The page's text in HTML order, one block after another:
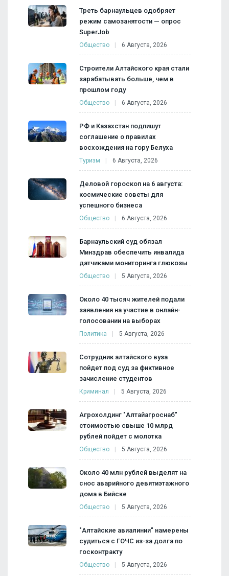
Треть барнаульцев одобряет
режим самозанятости — опрос
SuperJob
Общество 6 Августа, 2026
Строители Алтайского края стали
зарабатывать больше, чем в
прошлом году
Общество 6 Августа, 2026
РФ и Казахстан подпишут
соглашение о правилах
восхождения на гору Белуха
Туризм 6 Августа, 2026
Деловой гороскоп на 6 августа:
космические советы для
успешного бизнеса
Общество 6 Августа, 2026
Барнаульский суд обязал
Минздрав обеспечить инвалида
датчиками мониторинга глюкозы
Общество 5 Августа, 2026
Около 40 тысяч жителей подали
заявления на участие в онлайн-
голосовании на выборах
Политика 5 Августа, 2026
Сотрудник алтайского вуза
пойдет под суд за фиктивное
зачисление студентов
Криминал 5 Августа, 2026
Агрохолдинг "Алтайагроснаб"
стоимостью свыше 10 млрд
рублей пойдет с молотка
Общество 5 Августа, 2026
Около 40 млн рублей выделят на
снос аварийного девятиэтажного
дома в Бийске
Общество 5 Августа, 2026
"Алтайские авиалинии" намерены
судиться с ГОЧС из-за долга по
госконтракту
Общество 5 Августа, 2026